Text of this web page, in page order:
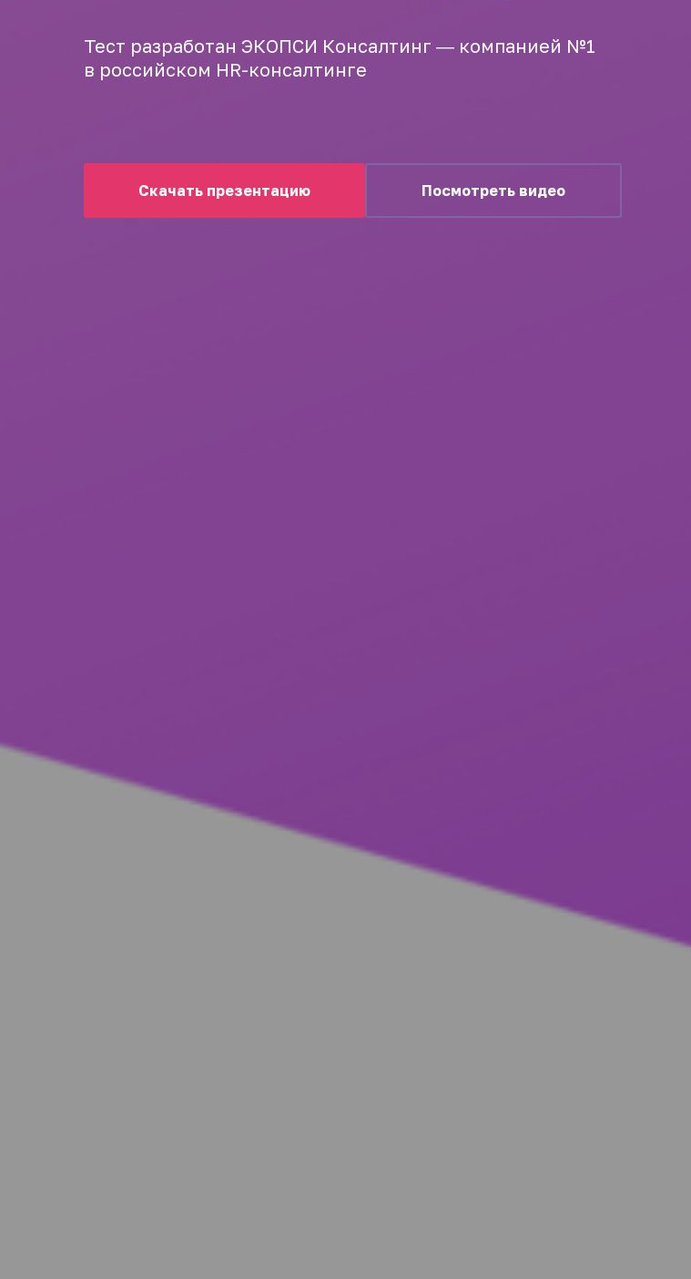
Тест разработан ЭКОПСИ Консалтинг ― компанией №1
в российском HR-консалтинге
Скачать презентацию Посмотреть видео